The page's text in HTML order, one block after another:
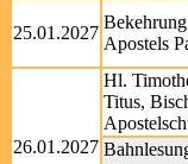
25.01.2027
Apostels
26.01.2027
Hl.
Titus,